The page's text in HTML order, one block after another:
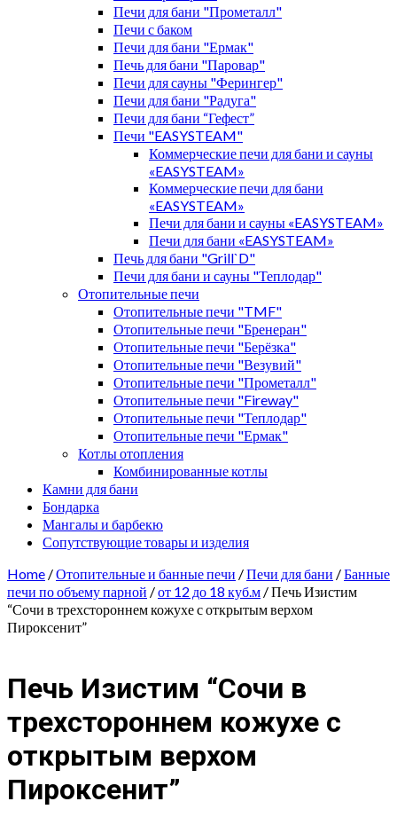
Печи для бани "Прометалл"
Печи с баком
Печи для бани "Ермак"
Печь для бани "Паровар"
Печи для сауны "Ферингер"
Печи для бани "Радуга"
Печи для бани “Гефест”
Печи "EASYSTEAM"
Коммерческие печи для бани и сауны
«EASYSTEAM»
Коммерческие печи для бани
«EASYSTEAM»
Печи для бани и сауны «EASYSTEAM»
Печи для бани «EASYSTEAM»
Печь для бани "Grill`D"
Печи для бани и сауны "Теплодар"
Отопительные печи
Отопительные печи "TMF"
Отопительные печи "Бренеран"
Отопительные печи "Берёзка"
Отопительные печи "Везувий"
Отопительные печи "Прометалл"
Отопительные печи "Fireway"
Отопительные печи "Теплодар"
Отопительные печи "Ермак"
Котлы отопления
Комбинированные котлы
Камни для бани
Бондарка
Мангалы и барбекю
Сопутствующие товары и изделия
Home /Отопительные и банные печи /Печи для бани /Банные
печи по объему парной /от 12 до 18 куб.м / Печь Изистим
“Сочи в трехстороннем кожухе с открытым верхом
Пироксенит”
Печь Изистим “Сочи в
трехстороннем кожухе с
открытым верхом
Пироксенит”